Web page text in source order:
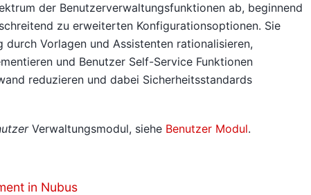
der Benutzerverwaltungsfunktionen ab, beginnend
zu erweiterten Konfigurationsoptionen. Sie
Vorlagen und Assistenten rationalisieren,
und Benutzer Self-Service Funktionen
reduzieren und dabei Sicherheitsstandards
Verwaltungsmodul, siehe Benutzer Modul.
in Nubus